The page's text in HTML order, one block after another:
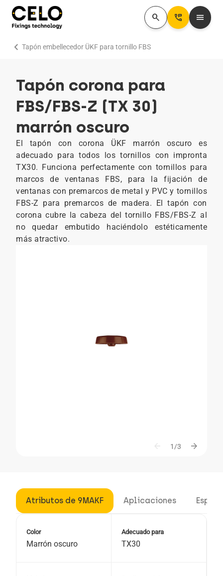
search Perm_Phone_Msg menu
Tapón embellecedor ÜKF para tornillo FBS
chevron_right
Tapón corona para
FBS/FBS-Z (TX 30)
marrón oscuro
El tapón con corona ÜKF marrón oscuro es
adecuado para todos los tornillos con impronta
TX30. Funciona perfectamente con tornillos para
marcos de ventanas FBS, para la fijación de
ventanas con premarcos de metal y PVC y tornillos
FBS-Z para premarcos de madera. El tapón con
corona cubre la cabeza del tornillo FBS/FBS-Z al
no quedar embutido haciéndolo estéticamente
más atractivo.
arrow_back 1/3 arrow_forward
Atributos de 9MAKF Aplicaciones
Color
Marrón oscuro
Adecuado para
TX30